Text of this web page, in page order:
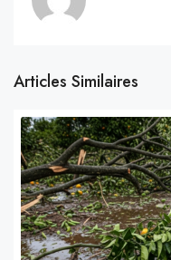
Articles Similaires